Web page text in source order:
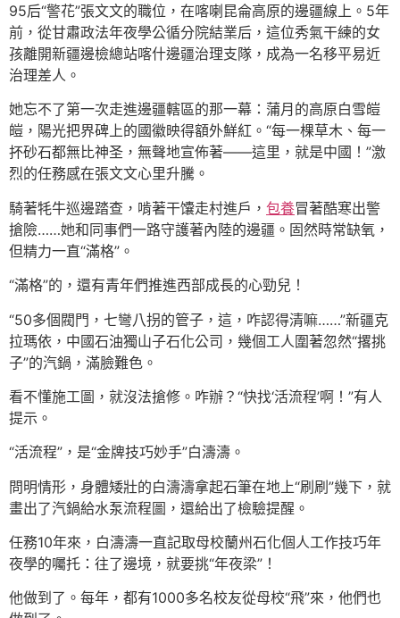
95后“警花”張文文的職位，在喀喇昆侖高原的邊疆線上。5年
前，從甘肅政法年夜學公循分院結業后，這位秀氣干練的女
孩離開新疆邊檢總站喀什邊疆治理支隊，成為一名移平易近
治理差人。
她忘不了第一次走進邊疆轄區的那一幕：蒲月的高原白雪皚
皚，陽光把界碑上的國徽映得額外鮮紅。“每一棵草木、每一
抔砂石都無比神圣，無聲地宣佈著——這里，就是中國！”激
烈的任務感在張文文心里升騰。
騎著牦牛巡邊踏查，啃著干馕走村進戶， 包養冒著酷寒出警
搶險……她和同事們一路守護著內陸的邊疆。固然時常缺氧，
但精力一直“滿格”。
“滿格”的，還有青年們推進西部成長的心勁兒！
“50多個閥門，七彎八拐的管子，這，咋認得清嘛……”新疆克
拉瑪依，中國石油獨山子石化公司，幾個工人圍著忽然“撂挑
子”的汽鍋，滿臉難色。
看不懂施工圖，就沒法搶修。咋辦？“快找‘活流程’啊！”有人
提示。
“活流程”，是“金牌技巧妙手”白濤濤。
問明情形，身體矮壯的白濤濤拿起石筆在地上“刷刷”幾下，就
畫出了汽鍋給水泵流程圖，還給出了檢驗提醒。
任務10年來，白濤濤一直記取母校蘭州石化個人工作技巧年
夜學的囑托：往了邊境，就要挑“年夜梁”！
他做到了。每年，都有1000多名校友從母校“飛”來，他們也